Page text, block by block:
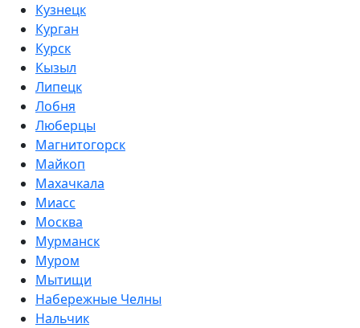
Кузнецк
Курган
Курск
Кызыл
Липецк
Лобня
Люберцы
Магнитогорск
Майкоп
Махачкала
Миасс
Москва
Мурманск
Муром
Мытищи
Набережные Челны
Нальчик